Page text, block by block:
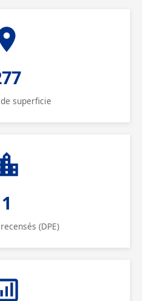
superficie
1
(DPE)